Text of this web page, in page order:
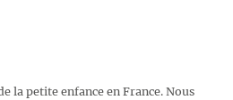
la petite enfance en France. Nous